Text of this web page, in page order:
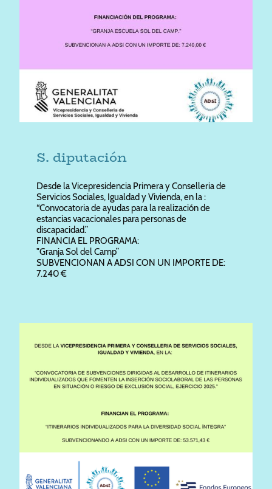
S. diputación
Desde la Vicepresidencia Primera y Conselleria de
Servicios Sociales, Igualdad y Vivienda, en la :
“Convocatoria de ayudas para la realización de
estancias vacacionales para personas de
discapacidad.”
FINANCIA EL PROGRAMA:
"Granja Sol del Camp”
SUBVENCIONAN A ADSI CON UN IMPORTE DE:
7.240 €